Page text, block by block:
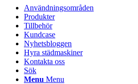
Användningsområden
Produkter
Tillbehör
Kundcase
Nyhetsbloggen
Hyra städmaskiner
Kontakta oss
Sök
Menu Menu